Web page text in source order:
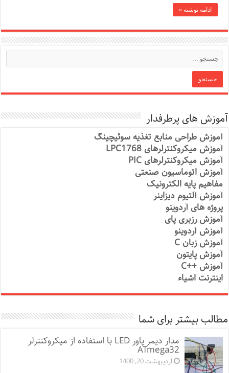
ادامه نوشته »
آموزش های پرطرفدار
آموزش طراحی منابع تغذیه سوئیچینگ
آموزش میکروکنترلرهای LPC1768
آموزش میکروکنترلرهای PIC
آموزش اتوماسیون صنعتی
مفاهیم پایه الکترونیک
آموزش آلتیوم دیزاینر
پروژه های آردوینو
آموزش رزبری پای
آموزش آردوینو
آموزش زبان C
آموزش پایتون
آموزش ++C
اینترنت اشیاء
مطالب بیشتر برای شما
مدار دیمر پاور LED با استفاده از میکروکنترلر
ATmega32
اردیبهشت 20, 1400